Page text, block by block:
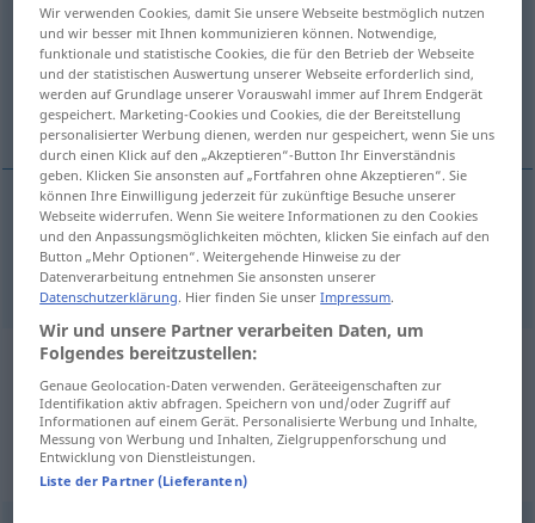
Übersicht aller Übersetzungen
(Für mehr Details die Übersetzung anklicken/antippen)
stimulus
stimulus Stimulus
Beispielsätze aus externen Quellen
für "Stimulus"
(nicht von der Langenscheidt Redaktion
geprüft)
Wir verwenden Cookies, damit Sie unsere Webseite bestmöglich nutzen
und wir besser mit Ihnen kommunizieren können. Notwendige,
funktionale und statistische Cookies, die für den Betrieb der Webseite
und der statistischen Auswertung unserer Webseite erforderlich sind,
werden auf Grundlage unserer Vorauswahl immer auf Ihrem Endgerät
gespeichert. Marketing-Cookies und Cookies, die der Bereitstellung
personalisierter Werbung dienen, werden nur gespeichert, wenn Sie uns
durch einen Klick auf den „Akzeptieren“-Button Ihr Einverständnis
geben. Klicken Sie ansonsten auf „Fortfahren ohne Akzeptieren“. Sie
können Ihre Einwilligung jederzeit für zukünftige Besuche unserer
Webseite widerrufen. Wenn Sie weitere Informationen zu den Cookies
und den Anpassungsmöglichkeiten möchten, klicken Sie einfach auf den
Button „Mehr Optionen“. Weitergehende Hinweise zu der
Datenverarbeitung entnehmen Sie ansonsten unserer
Datenschutzerklärung. Hier finden Sie unserImpressum.
Wir und unsere Partner verarbeiten Daten, um
Folgendes bereitzustellen:
Genaue Geolocation-Daten verwenden. Geräteeigenschaften zur
Identifikation aktiv abfragen. Speichern von und/oder Zugriff auf
Informationen auf einem Gerät. Personalisierte Werbung und Inhalte,
Messung von Werbung und Inhalten, Zielgruppenforschung und
Entwicklung von Dienstleistungen.
Liste der Partner (Lieferanten)